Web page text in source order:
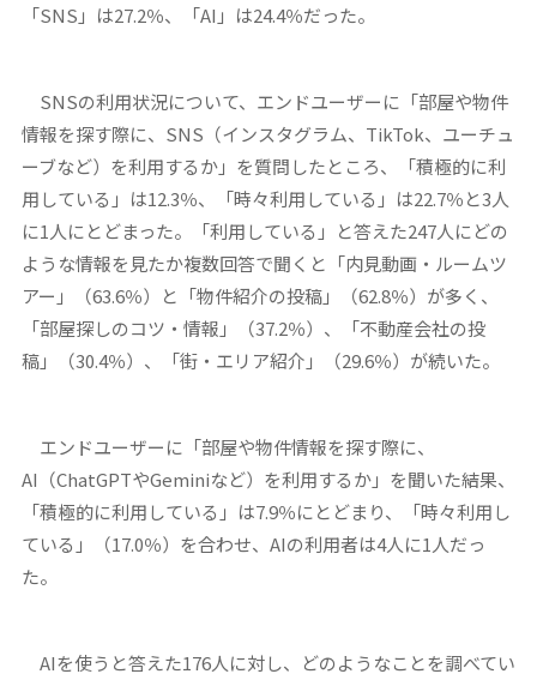
「SNS」は27.2％、「AI」は24.4％だった。
SNSの利用状況について、エンドユーザーに「部屋や物件
情報を探す際に、SNS（インスタグラム、TikTok、ユーチュ
ーブなど）を利用するか」を質問したところ、「積極的に利
用している」は12.3％、「時々利用している」は22.7％と3人
に1人にとどまった。「利用している」と答えた247人にどの
ような情報を見たか複数回答で聞くと「内見動画・ルームツ
アー」（63.6％）と「物件紹介の投稿」（62.8％）が多く、
「部屋探しのコツ・情報」（37.2％）、「不動産会社の投
稿」（30.4％）、「街・エリア紹介」（29.6％）が続いた。
エンドユーザーに「部屋や物件情報を探す際に、
AI（ChatGPTやGeminiなど）を利用するか」を聞いた結果、
「積極的に利用している」は7.9％にとどまり、「時々利用し
ている」（17.0％）を合わせ、AIの利用者は4人に1人だっ
た。
AIを使うと答えた176人に対し、どのようなことを調べてい